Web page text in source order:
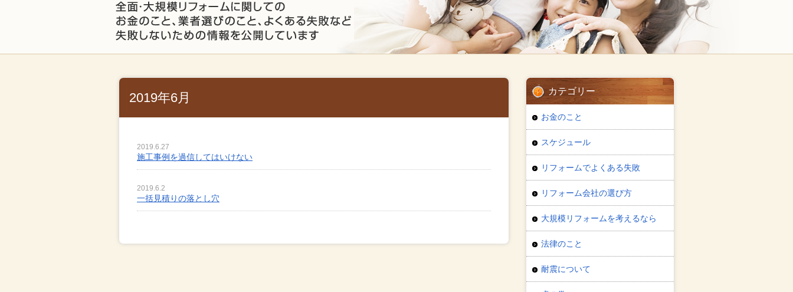
2019年6月
2019.6.27
施工事例を過信してはいけない
2019.6.2
一括見積りの落とし穴
カテゴリー
お金のこと
スケジュール
リフォームでよくある失敗
リフォーム会社の選び方
大規模リフォームを考えるなら
法律のこと
耐震について